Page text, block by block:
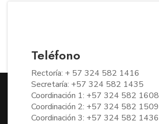
Teléfono
Rectoría: + 57 324 582 1416
Secretaría: +57 324 582 1435
Coordinación 1: +57 324 582 1608
Coordinación 2: +57 324 582 1509
Coordinación 3: +57 324 582 1436